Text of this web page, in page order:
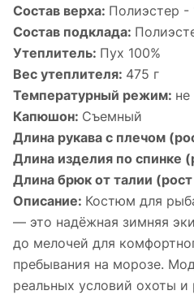
Состав верха: Полиэстер -
Состав подклада:
Утеплитель: Пух 100%
Вес утеплителя: 475 г
Температурный режим:
Капюшон: Съемный
Длина рукава с плечом
Длина изделия по спинке
Длина брюк от талии
Описание: Костюм для
— это надёжная зимняя
до мелочей для
пребывания на морозе.
реальных условий охоты